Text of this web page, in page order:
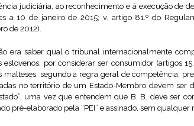
judiciária, ao reconhecimento e à execução de
a 10 de janeiro de 2015; v. artigo 81.º do
de 2012).
era saber qual o tribunal internacionalmente
eslovenos, por considerar ser consumidor (artigos
malteses, segundo a regra geral de competência,
no território de um Estado-Membro devem ser
uma vez que entendem que B. B. deve ser
pré-elaborado pela “PEI” e assinado, sem